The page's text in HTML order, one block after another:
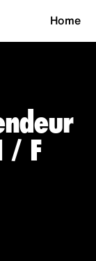
Home
/ F